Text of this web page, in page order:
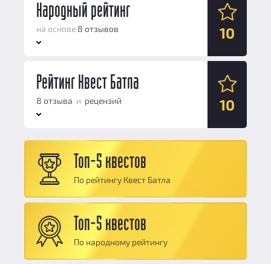
Народный рейтинг
на основе 8 отзывов 10
Антураж: 10
Логические задачи:
Сюжет:
Персонал и безопасность:
Общий балл:
Рейтинг Квест Батла
8 отзыва и рецензий 10
Логические задачи:
Персонал и безопасность:
Общий балл:
Топ-5 квестов
По рейтингу Квест Батла
Топ-5 квестов
По народному рейтингу